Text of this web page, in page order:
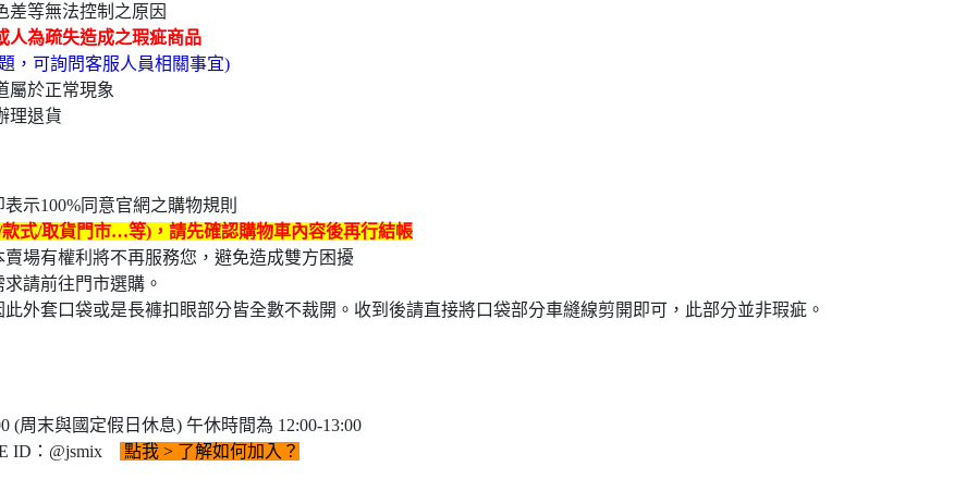
等無法控制之原因
人為疏失造成之瑕疵商品
，可詢問客服人員相關事宜)
於正常現象
理退貨
示100%同意官網之購物規則
式/取貨門市…等)，請先確認購物車內容後再行結帳
場有權利將不再服務您，避免造成雙方困擾
請前往門市選購。
外套口袋或是長褲扣眼部分皆全數不裁開。收到後請直接將口袋部分車縫線剪開即可，此部分並非瑕疵。
末與國定假日休息) 午休時間為 12:00-13:00
ID：@jsmix
點我 > 了解如何加入？